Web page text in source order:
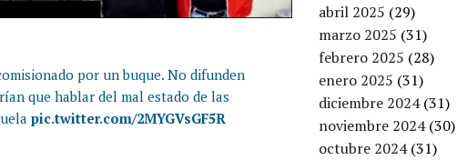
por un buque. No difunden
que hablar del mal estado de las
pic.twitter.com/2MYGVsGF5R
abril 2025 (29)
marzo 2025 (31)
febrero 2025 (28)
enero 2025 (31)
diciembre 2024(31)
noviembre 2024(30)
octubre 2024(31)